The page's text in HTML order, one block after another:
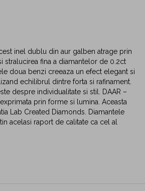
inel dublu din aur galben atrage prin
stralucirea fina a diamantelor de 0.2ct
doua benzi creeaza un efect elegant si
echilibrul dintre forta si rafinament.
despre individualitate si stil. DAAR –
prin forme si lumina. Aceasta
Lab Created Diamonds. Diamantele
acelasi raport de calitate ca cel al